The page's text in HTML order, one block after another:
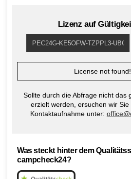
Lizenz auf
License not found!
Sollte durch die Abfrage nicht das
erzielt werden, ersuchen wir
Kontaktaufnahme unter:
Was steckt hinter dem
campcheck24?